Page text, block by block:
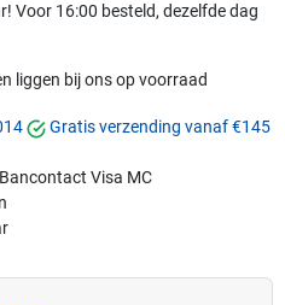
Voor 16:00 besteld, dezelfde dag
liggen bij ons op voorraad
Gratis verzending vanaf €145
Bancontact Visa MC